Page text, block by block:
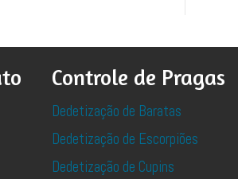
Controle de Pragas
Dedetização de Baratas
Dedetização de Escorpiões
Dedetização de Cupins